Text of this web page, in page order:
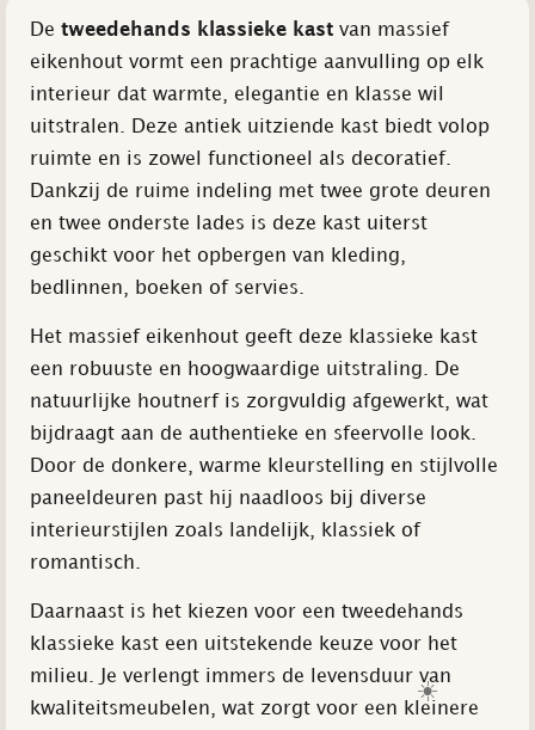
De tweedehands klassieke kast van massief
eikenhout vormt een prachtige aanvulling op elk
interieur dat warmte, elegantie en klasse wil
uitstralen. Deze antiek uitziende kast biedt volop
ruimte en is zowel functioneel als decoratief.
Dankzij de ruime indeling met twee grote deuren
en twee onderste lades is deze kast uiterst
geschikt voor het opbergen van kleding,
bedlinnen, boeken of servies.
Het massief eikenhout geeft deze klassieke kast
een robuuste en hoogwaardige uitstraling. De
natuurlijke houtnerf is zorgvuldig afgewerkt, wat
bijdraagt aan de authentieke en sfeervolle look.
Door de donkere, warme kleurstelling en stijlvolle
paneeldeuren past hij naadloos bij diverse
interieurstijlen zoals landelijk, klassiek of
romantisch.
Daarnaast is het kiezen voor een tweedehands
klassieke kast een uitstekende keuze voor het
milieu. Je verlengt immers de levensduur van
kwaliteitsmeubelen, wat zorgt voor een kleinere
☀️